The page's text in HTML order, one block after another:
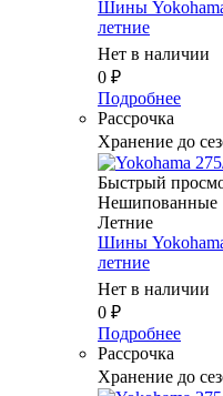
Шины
летние
Нет в наличии
0 ₽
Подробнее
Рассрочка
Хранение до
Быстрый
Нешипованные
Летние
Шины
летние
Нет в наличии
0 ₽
Подробнее
Рассрочка
Хранение до